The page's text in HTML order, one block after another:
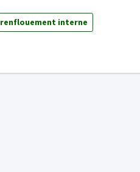
renflouement interne